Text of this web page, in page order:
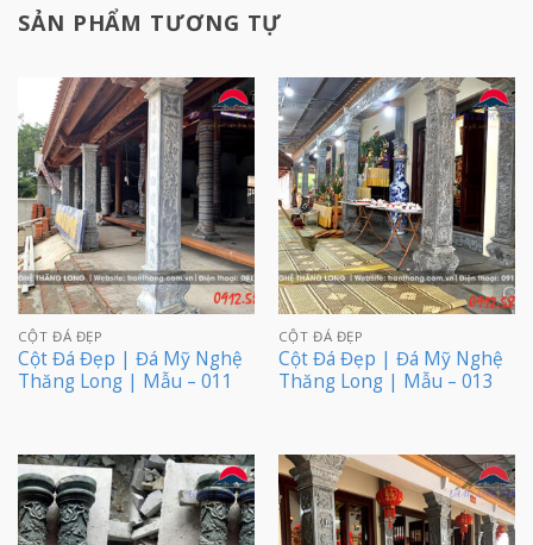
SẢN PHẨM TƯƠNG TỰ
CỘT ĐÁ ĐẸP
Cột Đá Đẹp | Đá Mỹ Nghệ
Thăng Long | Mẫu – 011
CỘT ĐÁ ĐẸP
Cột Đá Đẹp | Đá Mỹ Nghệ
Thăng Long | Mẫu – 013